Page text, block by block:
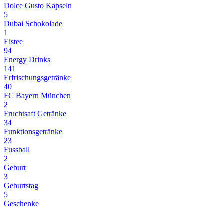
Dolce Gusto Kapseln
5
Dubai Schokolade
1
Eistee
94
Energy Drinks
141
Erfrischungsgetränke
40
FC Bayern München
2
Fruchtsaft Getränke
34
Funktionsgetränke
23
Fussball
2
Geburt
3
Geburtstag
5
Geschenke